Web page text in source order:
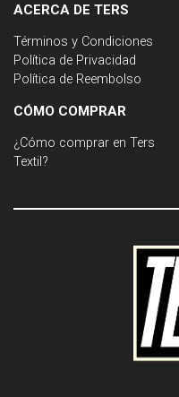
ACERCA DE TERS
Términos y Condiciones
Política de Privacidad
Política de Reembolso
CÓMO COMPRAR
¿Cómo comprar en Ters
Textil?